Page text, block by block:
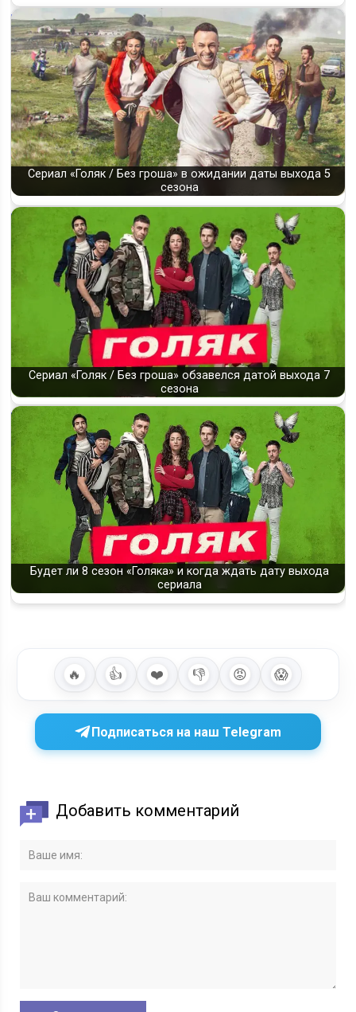
Сериал «Голяк / Без гроша» в ожидании даты выхода 5
сезона
Сериал «Голяк / Без гроша» обзавелся датой выхода 7
сезона
Будет ли 8 сезон «Голяка» и когда ждать дату выхода
сериала
🔥 👍 ❤️ 👎 😡 😱
Подписаться на наш Telegram
Добавить комментарий